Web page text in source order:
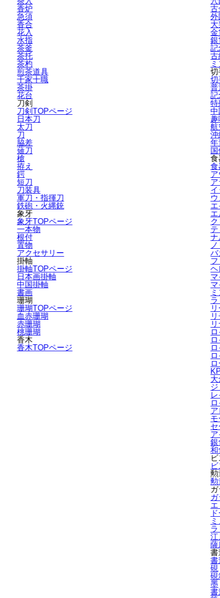
香炉
急須
香合
花入
水指
茶釜
茶托
茶杓
煎茶道具
千家十職
茶掛
花台
刀剣
刀剣TOPページ
日本刀
太刀
刀
脇差
薙刀
槍
拵え
鍔
短刀
刀装具
軍刀・指揮刀
鉄砲・火縄銃
象牙
象牙TOPページ
一本物
根付
置物
アクセサリー
掛軸
掛軸TOPページ
日本画掛軸
中国掛軸
書画
珊瑚
珊瑚TOPページ
血赤珊瑚
赤珊瑚
桃珊瑚
香木
香木TOPページ
古
外
大
金
銀
記
古
切
切
普
記
特
中
趣
航
沖
年
食
食
ア
ア
イ
エ
エ
テ
ナ
バ
フ
ヘ
マ
マ
大
ア
モ
セ
ア
銀
和
勲
勲
エ
江
薩
書
書
硯
硯
墨
書